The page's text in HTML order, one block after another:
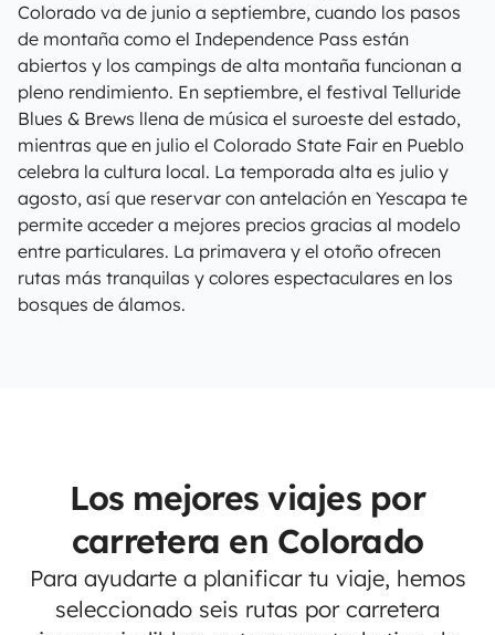
Colorado va de junio a septiembre, cuando los pasos
de montaña como el Independence Pass están
abiertos y los campings de alta montaña funcionan a
pleno rendimiento. En septiembre, el festival Telluride
Blues & Brews llena de música el suroeste del estado,
mientras que en julio el Colorado State Fair en Pueblo
celebra la cultura local. La temporada alta es julio y
agosto, así que reservar con antelación en Yescapa te
permite acceder a mejores precios gracias al modelo
entre particulares. La primavera y el otoño ofrecen
rutas más tranquilas y colores espectaculares en los
bosques de álamos.
Los mejores viajes por
carretera en Colorado
Para ayudarte a planificar tu viaje, hemos
seleccionado seis rutas por carretera